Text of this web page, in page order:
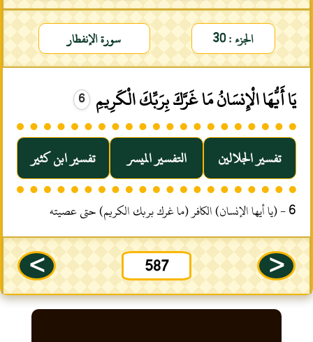
الجزء : 30 سورة الإنفطار
يَا أَيُّهَا الْإِنسَانُ مَا غَرَّكَ بِرَبِّكَ الْكَرِيمِ 6
تفسير الجلالين التفسير الميسر تفسير ابن كثير
6 - (يا أيها الإنسان) الكافر (ما غرك بربك الكريم) حتى عصيته
--
<
587
>